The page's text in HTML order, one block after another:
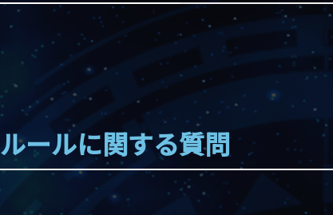
ールに関する質問